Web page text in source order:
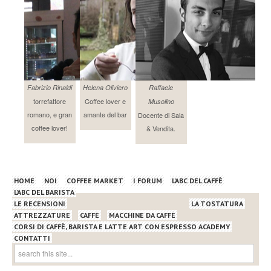
Fabrizio Rinaldi
torrefattore
romano, e gran
coffee lover!
Helena Oliviero
Coffee lover e
amante del bar
Raffaele
Musolino
Docente di Sala
& Vendita.
HOME NOI COFFEE MARKET I FORUM
L’ABC DEL CAFFÈ
L’ABC DEL BARISTA
LE RECENSIONI
ATTREZZATURE
CAFFÈ MACCHINE DA CAFFÈ
LA TOSTATURA
CORSI DI CAFFÈ, BARISTA E LATTE ART CON ESPRESSO ACADEMY
CONTATTI